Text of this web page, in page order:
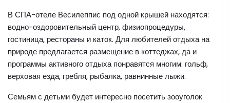
В СПА-отеле Весилеппис под одной крышей находятся:
водно-оздоровительный центр, физиопроцедуры,
гостиница, рестораны и каток. Для любителей отдыха на
природе предлагается размещение в коттеджах, да и
программы активного отдыха понравятся многим: гольф,
верховая езда, гребля, рыбалка, равнинные лыжи.
Семьям с детьми будет интересно посетить зооуголок